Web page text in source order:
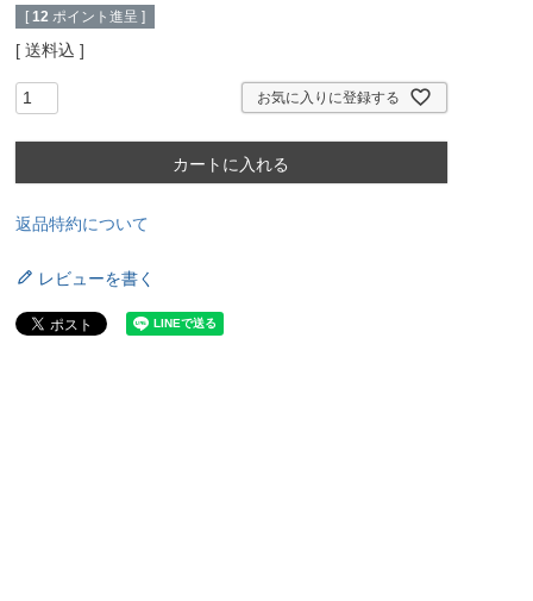
[ 12 ポイント進呈 ]
送料込
お気に入りに登録する
カートに入れる
返品特約について
レビューを書く